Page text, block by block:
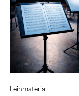
Leihmaterial